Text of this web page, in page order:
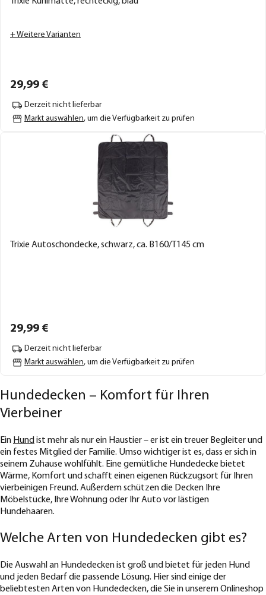
+ Weitere Varianten
29,99 €
Derzeit nicht lieferbar
Markt auswählen, um die Verfügbarkeit zu prüfen
Trixie Autoschondecke, schwarz, ca. B160/T145 cm
29,99 €
Derzeit nicht lieferbar
Markt auswählen, um die Verfügbarkeit zu prüfen
Hundedecken – Komfort für Ihren
Vierbeiner
Ein Hundist mehr als nur ein Haustier – er ist ein treuer Begleiter und
ein festes Mitglied der Familie. Umso wichtiger ist es, dass er sich in
seinem Zuhause wohlfühlt. Eine gemütliche Hundedecke bietet
Wärme, Komfort und schafft einen eigenen Rückzugsort für Ihren
vierbeinigen Freund. Außerdem schützen die Decken Ihre
Möbelstücke, Ihre Wohnung oder Ihr Auto vor lästigen
Hundehaaren.
Welche Arten von Hundedecken gibt es?
Die Auswahl an Hundedecken ist groß und bietet für jeden Hund
und jeden Bedarf die passende Lösung. Hier sind einige der
beliebtesten Arten von Hundedecken, die Sie in unserem Onlineshop